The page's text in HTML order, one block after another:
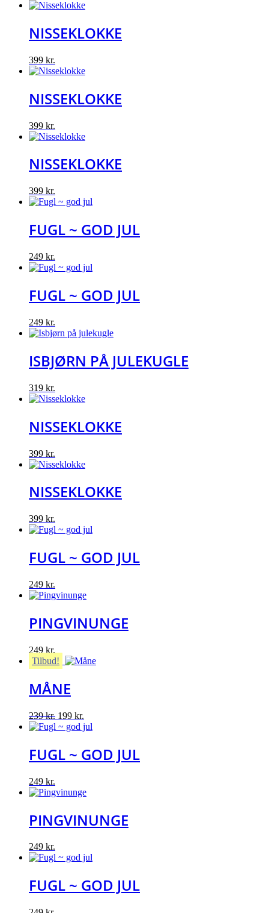
NISSEKLOKKE
399 kr.
NISSEKLOKKE
399 kr.
NISSEKLOKKE
399 kr.
FUGL ~ GOD JUL
249 kr.
FUGL ~ GOD JUL
249 kr.
ISBJØRN PÅ JULEKUGLE
319 kr.
NISSEKLOKKE
399 kr.
NISSEKLOKKE
399 kr.
FUGL ~ GOD JUL
249 kr.
PINGVINUNGE
249 kr.
Tilbud!
MÅNE
239kr. Original
price
239 kr..
199 kr.
price
199 kr..
FUGL ~ GOD JUL
249 kr.
PINGVINUNGE
249 kr.
FUGL ~ GOD JUL